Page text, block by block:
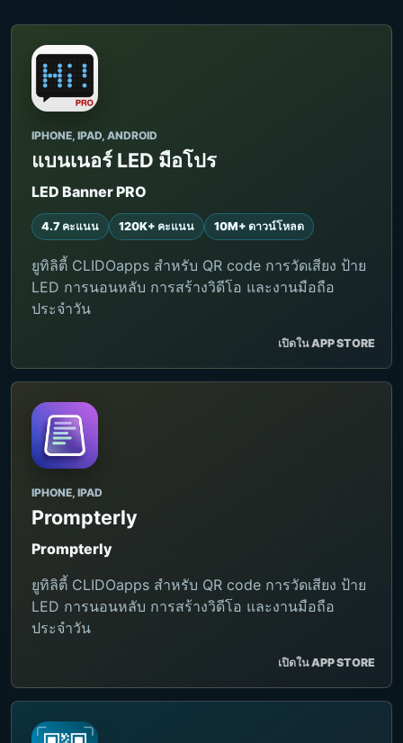
IPHONE, IPAD, ANDROID
แบนเนอร์ LED มือโปร
LED Banner PRO
4.7 คะแนน 120K+ คะแนน 10M+ ดาวน์โหลด
ยูทิลิตี้ CLIDOapps สำหรับ QR code การวัดเสียง ป้าย
LED การนอนหลับ การสร้างวิดีโอ และงานมือถือ
ประจำวัน
เปิดใน APP STORE
IPHONE, IPAD
Prompterly
Prompterly
ยูทิลิตี้ CLIDOapps สำหรับ QR code การวัดเสียง ป้าย
LED การนอนหลับ การสร้างวิดีโอ และงานมือถือ
ประจำวัน
เปิดใน APP STORE